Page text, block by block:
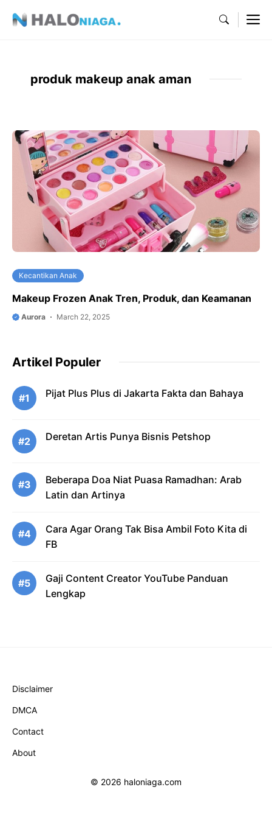
produk makeup anak aman
Kecantikan Anak
Makeup Frozen Anak Tren, Produk, dan Keamanan
Aurora March 22, 2025
Artikel Populer
#1 Pijat Plus Plus di Jakarta Fakta dan Bahaya
#2 Deretan Artis Punya Bisnis Petshop
#3
Beberapa Doa Niat Puasa Ramadhan: Arab
Latin dan Artinya
#4
Cara Agar Orang Tak Bisa Ambil Foto Kita di
FB
#5
Gaji Content Creator YouTube Panduan
Lengkap
Disclaimer
DMCA
Contact
About
© 2026 haloniaga.com